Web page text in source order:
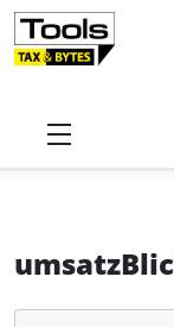
Startseite